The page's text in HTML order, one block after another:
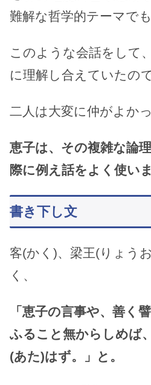
難解な哲学的テーマで
このような会話をして
に理解し合えていたの
二人は大変に仲がよか
恵子は、その複雑な論
際に例え話をよく使い
書き下し文
客(かく)、梁王(りょう
く、
「恵子の言事や、善く
ふること無からしめば
(あた)はず。」と。